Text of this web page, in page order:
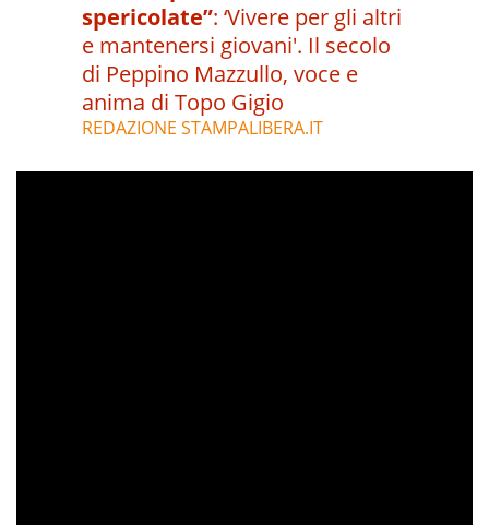
spericolate”: ‘Vivere per gli altri
e mantenersi giovani'. Il secolo
di Peppino Mazzullo, voce e
anima di Topo Gigio
REDAZIONE STAMPALIBERA.IT